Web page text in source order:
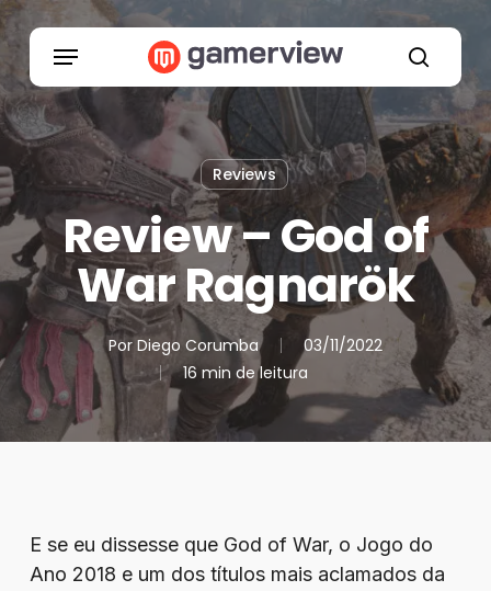
Skip
to
main
content
search
Menu
Reviews
Review – God of
War Ragnarök
Por Diego Corumba
03/11/2022
16 min de leitura
E se eu dissesse que God of War, o Jogo do
Ano 2018 e um dos títulos mais aclamados da